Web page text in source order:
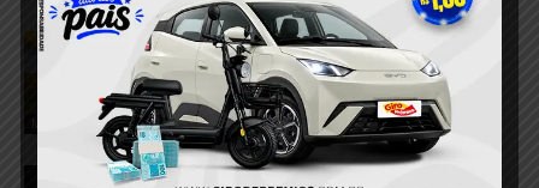
Meio Ambiente
Pará registra redução de 26% na área
sob alertas de desmatamento
8 de agosto de 2026
Polícia Federal desmantela três frentes